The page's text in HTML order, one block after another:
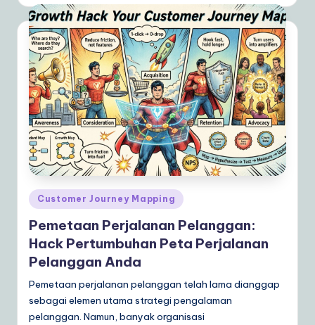
u
r
D
ai
ly
G
ui
d
e
t
o
A
&
Posted
in
Customer Journey Mapping
Pemetaan Perjalanan Pelanggan:
Hack Pertumbuhan Peta Perjalanan
Pelanggan Anda
Pemetaan perjalanan pelanggan telah lama dianggap
sebagai elemen utama strategi pengalaman
pelanggan. Namun, banyak organisasi